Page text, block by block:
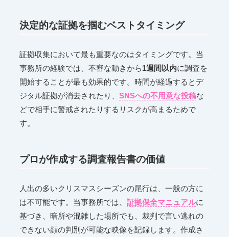
決定的な証拠を掴むベストタイミング
証拠収集において最も重要なのはタイミングです。当
事務所の経験では、不審な動きから1週間以内に調査を
開始することが最も効果的です。時間が経過するとデ
ジタル証拠が消去されたり、 SNSへの不用意な投稿な
どで相手に警戒されたりするリスクが高まるためで
す。
プロが作成する調査報告書の価値
人出の多いクリスマスシーズンの尾行は、一般の方に
は不可能です。当事務所では、 証拠保全マニュアルに
基づき、暗所や混雑した場所でも、裁判で言い逃れの
できない顔の判別が可能な映像を記録します。作成さ